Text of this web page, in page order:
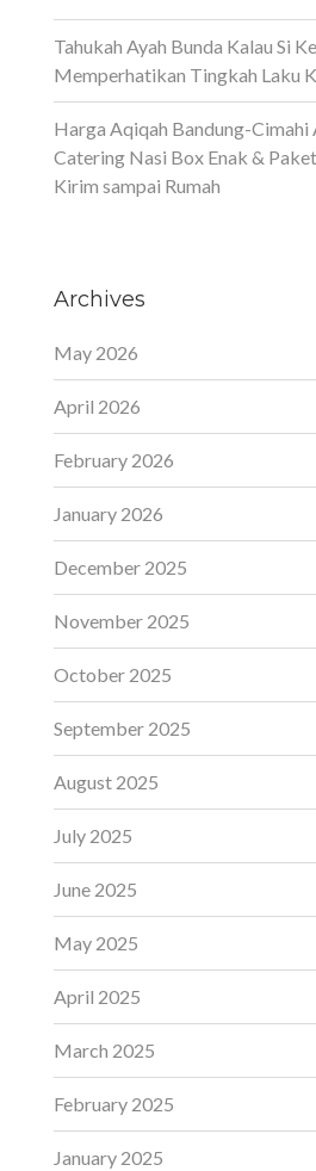
Tahukah Ayah Bunda Kalau Si
Memperhatikan Tingkah Laku
Harga Aqiqah Bandung-Cimahi
Catering Nasi Box Enak &
Kirim sampai Rumah
Archives
May 2026
April 2026
February 2026
January 2026
December 2025
November 2025
October 2025
September 2025
August 2025
July 2025
June 2025
May 2025
April 2025
March 2025
February 2025
January 2025